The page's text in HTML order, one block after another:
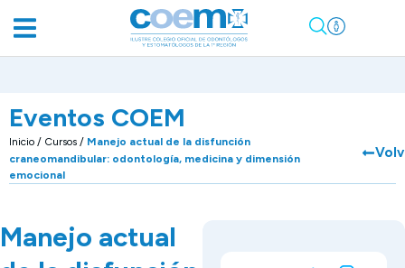
Eventos COEM
Inicio / Cursos / Manejo actual de la disfunción
craneomandibular: odontología, medicina y dimensión
emocional
Manejo actual